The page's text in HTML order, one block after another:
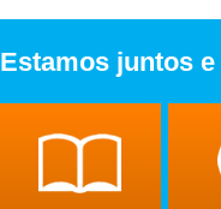
Estamos juntos e